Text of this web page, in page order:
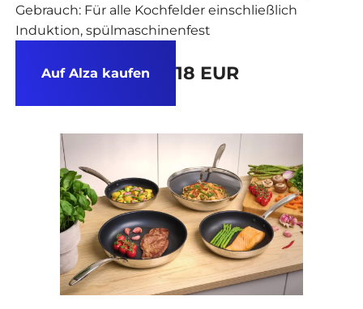
Gebrauch: Für alle Kochfelder einschließlich
Induktion, spülmaschinenfest
Auf Alza kaufen 18 EUR